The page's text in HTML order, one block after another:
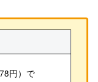
円）で